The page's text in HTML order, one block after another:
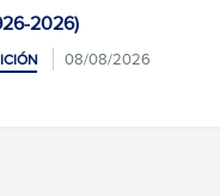
08/2026